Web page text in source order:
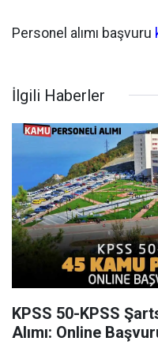
Personel alımı başvuru
İlgili Haberler
KPSS 50-KPSS
Alımı: Online